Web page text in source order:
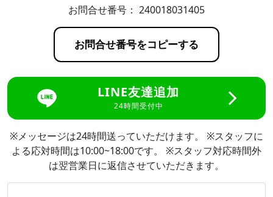
お問合せ番号： 240018031405
お問合せ番号をコピーする
LINE友達追加
24時間受付中
※メッセージは24時間送っていただけます。 ※スタッフに
よる応対時間は10:00~18:00です。 ※スタッフ対応時間外
は翌営業日に返信させていただきます。